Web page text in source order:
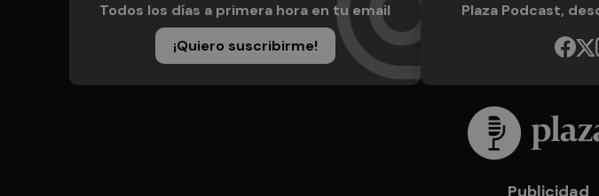
Todos los días a primera hora en tu email
¡Quiero suscribirme!
Plaza Podcast,
Publicidad